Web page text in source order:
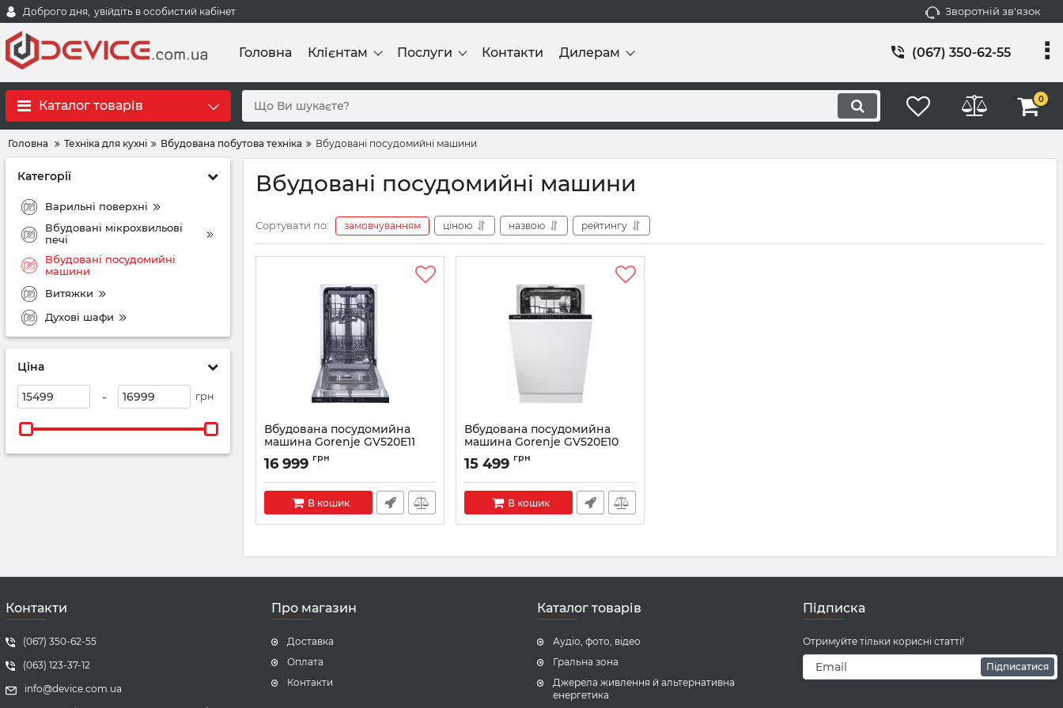
Доброго дня, увійдіть в особистий кабінет Зворотній зв'язок
Головна Клієнтам Послуги Контакти Дилерам (067) 350-62-55
Каталог товарів 0
Головна Техніка для кухні Вбудована побутова техніка Вбудовані посудомийні машини
Категорії
Варильні поверхні
Вбудовані мікрохвильові
печі
Вбудовані посудомийні
машини
Витяжки
Духові шафи
Ціна
- грн
Вбудовані посудомийні машини
Сортувати по: замовчуванням ціною назвою рейтингу
Вбудована посудомийна
машина Gorenje GV520E11
Артикул: GV520E11
16 999 грн
В кошик
Вбудована посудомийна
машина Gorenje GV520E10
Артикул: GV520E10
15 499 грн
В кошик
Контакти
(067) 350-62-55
(063) 123-37-12
info@device.com.ua
Про магазин
Доставка
Оплата
Контакти
Каталог товарів
Аудіо, фото, відео
Гральна зона
Джерела живлення й альтернативна
енергетика
Підписка
Отримуйте тільки корисні статті!
Підписатися